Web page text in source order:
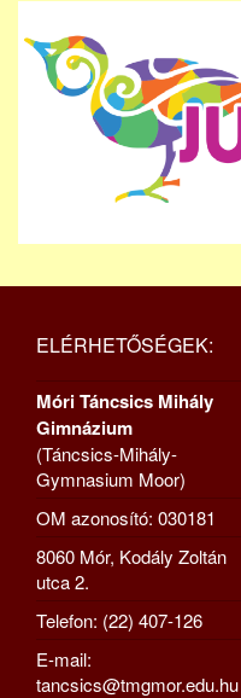
ELÉRHETŐSÉGEK:
Móri Táncsics Mihály
Gimnázium
(Táncsics-Mihály-
Gymnasium Moor)
OM azonosító: 030181
8060 Mór, Kodály Zoltán
utca 2.
Telefon: (22) 407-126
E-mail:
tancsics@tmgmor.edu.hu